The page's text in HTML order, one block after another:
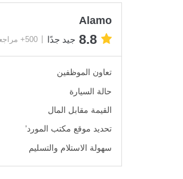
Alamo
8.8 جيد جدًا 500+ مراجعات
تعاون الموظفين
حالة السيارة
القيمة مقابل المال
تحديد موقع مكتب المورد’
سهولة الاستلام والتسليم